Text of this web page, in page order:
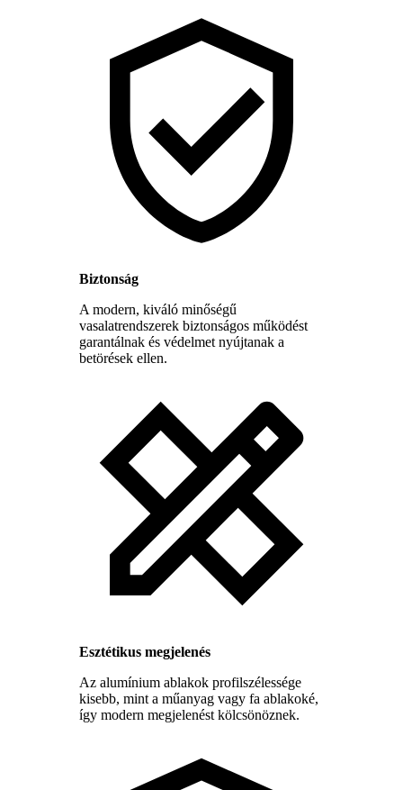
Biztonság
A modern, kiváló minőségű
vasalatrendszerek biztonságos működést
garantálnak és védelmet nyújtanak a
betörések ellen.
Esztétikus megjelenés
Az alumínium ablakok profilszélessége
kisebb, mint a műanyag vagy fa ablakoké,
így modern megjelenést kölcsönöznek.